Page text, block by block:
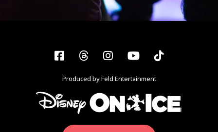
Facebook
ThreadsInstagram
YouTubeTiktok
Produced by Feld Entertainment